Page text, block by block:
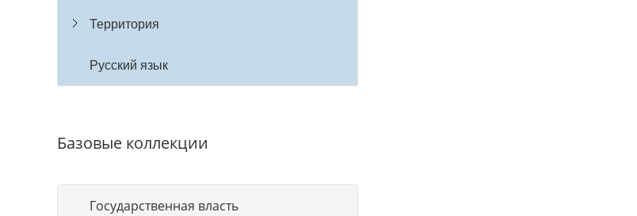
Территория
Русский язык
Базовые коллекции
Государственная власть